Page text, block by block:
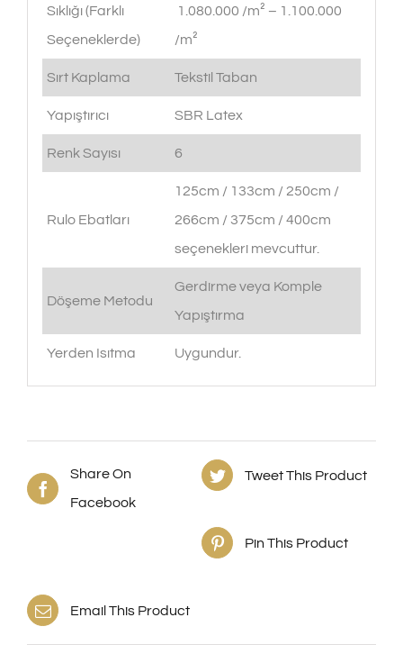
Sıklığı (Farklı
Seçeneklerde)
1.080.000 /m² – 1.100.000
/m²
Sırt Kaplama Tekstil Taban
Yapıştırıcı SBR Latex
Renk Sayısı 6
Rulo Ebatları
125cm / 133cm / 250cm /
266cm / 375cm / 400cm
seçenekleri mevcuttur.
Döşeme Metodu
Gerdirme veya Komple
Yapıştırma
Yerden Isıtma Uygundur.
Share On
Facebook
Tweet This Product
Pin This Product
Email This Product